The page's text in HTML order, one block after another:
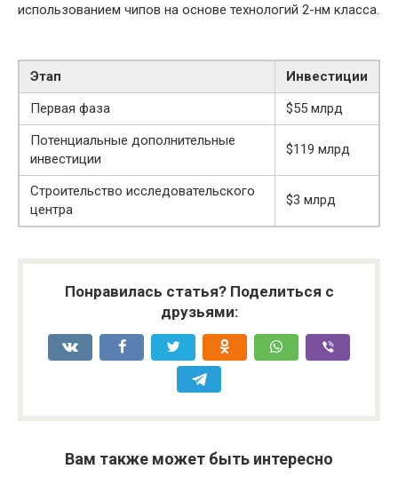
использованием чипов на основе технологий 2-нм класса.
Этап
Инвестиции
Первая фаза
$55 млрд
Потенциальные дополнительные
инвестиции
$119 млрд
Строительство исследовательского
центра
$3 млрд
Понравилась статья? Поделиться с
друзьями:
Вам также может быть интересно